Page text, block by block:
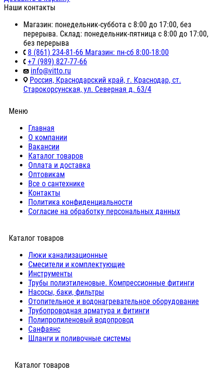
Наши контакты
Магазин: понедельник-суббота с 8:00 до 17:00, без
перерыва. Склад: понедельник-пятница с 8:00 до 17:00,
без перерыва
8 (861) 234-81-66 Магазин: пн-сб 8:00-18:00
+7 (989) 827-77-66
info@vitto.ru
Россия, Краснодарский край, г. Краснодар, ст.
Старокорсунская, ул. Северная д. 63/4
Меню
Главная
О компании
Вакансии
Каталог товаров
Оплата и доставка
Оптовикам
Все о сантехнике
Контакты
Политика конфиденциальности
Согласие на обработку персональных данных
Каталог товаров
Люки канализационные
Cмесители и комплектующие
Инструменты
Трубы полиэтиленовые. Компрессионные фитинги
Насосы, баки, фильтры
Отопительное и водонагревательное оборудование
Трубопроводная арматура и фитинги
Полипропиленовый водопровод
Санфаянс
Шланги и поливочные системы
⠀Каталог товаров